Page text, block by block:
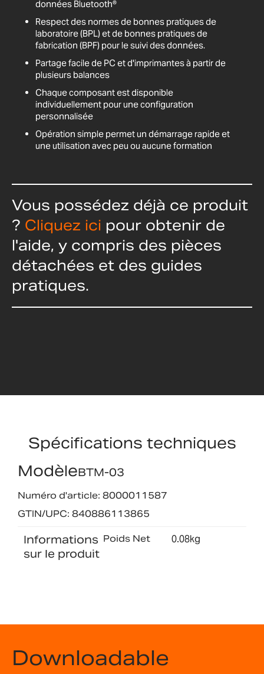
données Bluetooth®
Respect des normes de bonnes pratiques de
laboratoire (BPL) et de bonnes pratiques de
fabrication (BPF) pour le suivi des données.
Partage facile de PC et d'imprimantes à partir de
plusieurs balances
Chaque composant est disponible
individuellement pour une configuration
personnalisée
Opération simple permet un démarrage rapide et
une utilisation avec peu ou aucune formation
Vous possédez déjà ce produit
? Cliquez ici pour obtenir de
l'aide, y compris des pièces
détachées et des guides
pratiques.
Spécifications techniques
ModèleBTM-03
Numéro d'article: 8000011587
GTIN/UPC: 840886113865
Informations
sur le produit
Poids Net 0.08kg
Downloadable